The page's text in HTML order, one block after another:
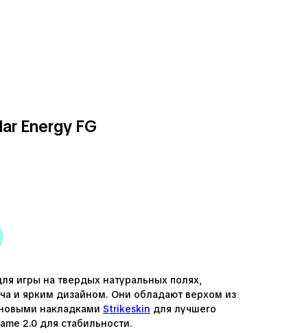
Energy FG
игры на твердых натуральных полях,
и ярким дизайном. Они обладают верхом из
накладками Strikeskin для лучшего
2.0 для стабильности.